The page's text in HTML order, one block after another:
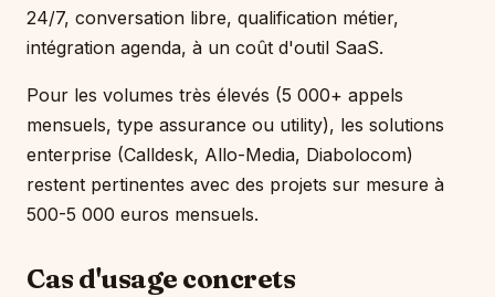
24/7, conversation libre, qualification métier,
intégration agenda, à un coût d'outil SaaS.
Pour les volumes très élevés (5 000+ appels
mensuels, type assurance ou utility), les solutions
enterprise (Calldesk, Allo-Media, Diabolocom)
restent pertinentes avec des projets sur mesure à
500-5 000 euros mensuels.
Cas d'usage concrets